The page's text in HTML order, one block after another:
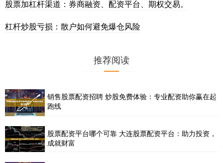
股票加杠杆渠道：券商融资、配资平台、期权交易。
杠杆炒股亏损：散户如何避免爆仓风险
推荐阅读
销售股票配资招聘 炒股免费体验：专业配资助你赢在起
跑线
股票配资平台哪个可靠 大连股票配资平台：助力投资，
成就财富